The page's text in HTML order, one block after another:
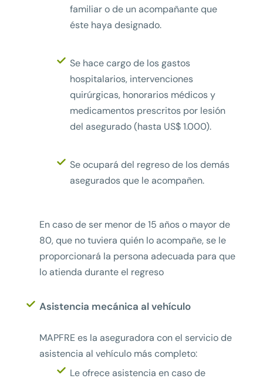
familiar o de un acompañante que
éste haya designado.
Se hace cargo de los gastos
hospitalarios, intervenciones
quirúrgicas, honorarios médicos y
medicamentos prescritos por lesión
del asegurado (hasta US$ 1.000).
Se ocupará del regreso de los demás
asegurados que le acompañen.
En caso de ser menor de 15 años o mayor de
80, que no tuviera quién lo acompañe, se le
proporcionará la persona adecuada para que
lo atienda durante el regreso
Asistencia mecánica al vehículo
MAPFRE es la aseguradora con el servicio de
asistencia al vehículo más completo:
Le ofrece asistencia en caso de